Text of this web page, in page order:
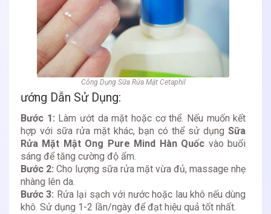
Công Dụng Sữa Rửa Mặt Cetaphil
ướng Dẫn Sử Dụng:
Bước 1: Làm ướt da mặt hoặc cơ thể. Nếu muốn kết
hợp với sữa rửa mặt khác, bạn có thể sử dụngSữa
Rửa Mặt Mật Ong Pure Mind Hàn Quốc vào buổi
sáng để tăng cường độ ẩm.
Bước 2: Cho lượng sữa rửa mặt vừa đủ, massage nhẹ
nhàng lên da.
Bước 3: Rửa lại sạch với nước hoặc lau khô nếu dùng
khô. Sử dụng 1-2 lần/ngày để đạt hiệu quả tốt nhất.